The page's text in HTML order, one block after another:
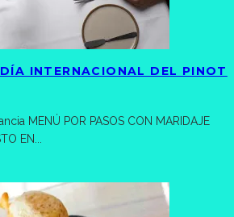
INTERNACIONAL DEL PINOT
MENÚ POR PASOS CON MARIDAJE
EN...